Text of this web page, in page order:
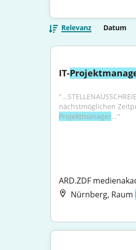
Relevanz Datum
IT-
nächstmöglichen
Projektmanager..."
ARD.ZDF
Nürnberg, Raum